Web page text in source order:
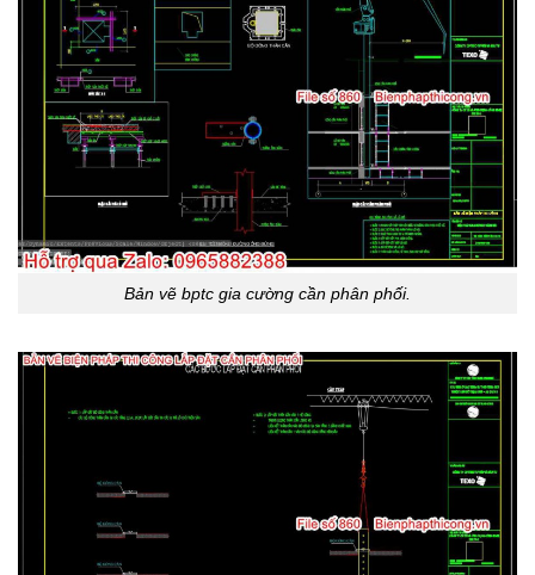
Bản vẽ bptc gia cường cần phân phối.